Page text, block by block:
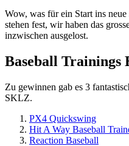
Wow, was für ein Start ins
stehen fest, wir haben das
inzwischen ausgelost.
Baseball Trainings
Zu gewinnen gab es 3
SKLZ.
PX4 Quickswing
Hit A Way Baseball
Reaction Baseball